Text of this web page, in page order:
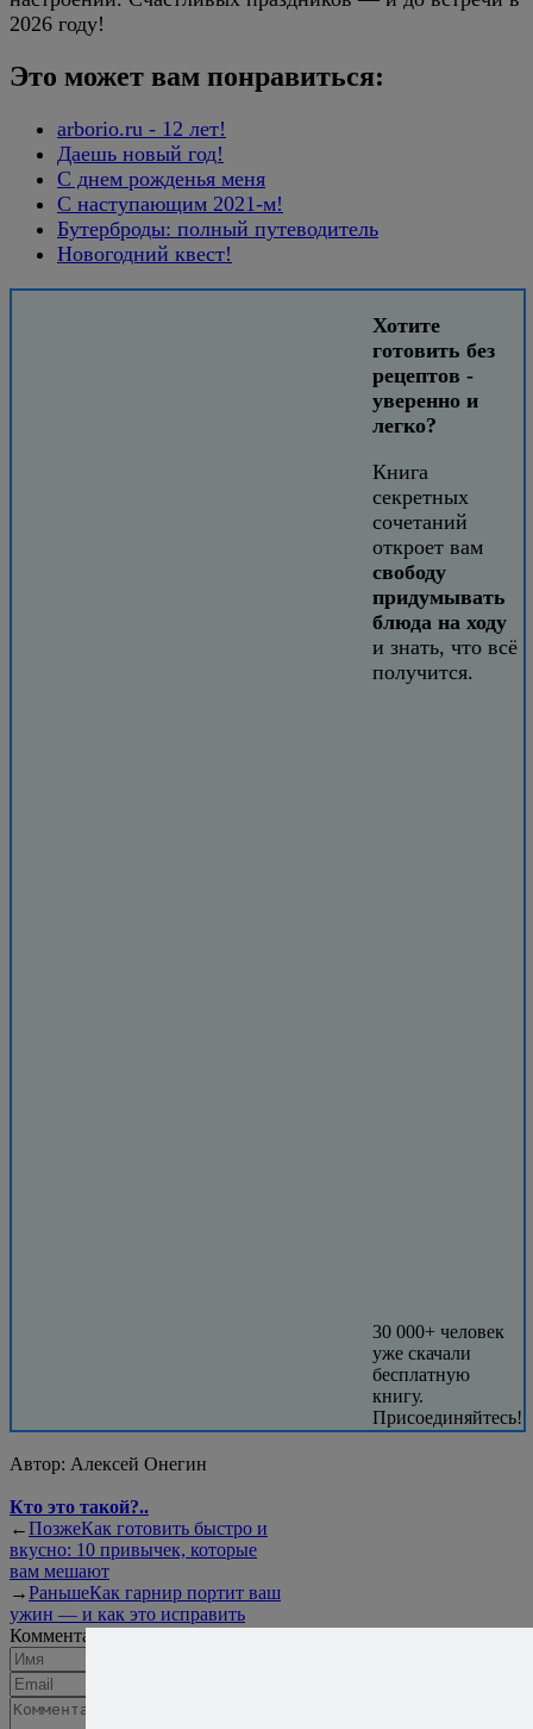
2026 году!
Это может вам понравиться:
arborio.ru - 12 лет!
Даешь новый год!
С днем рожденья меня
С наступающим 2021-м!
Бутерброды: полный путеводитель
Новогодний квест!
Хотите
готовить без
рецептов -
уверенно и
легко?
Книга
секретных
сочетаний
откроет вам
свободу
придумывать
блюда на ходу
и знать, что всё
получится.
30 000+ человек
уже скачали
бесплатную
книгу.
Присоединяйтесь!
Автор: Алексей Онегин
Кто это такой?..
←ПозжеКак готовить быстро и
вкусно: 10 привычек, которые
вам мешают
→РаньшеКак гарнир портит ваш
ужин — и как это исправить
Комментарии